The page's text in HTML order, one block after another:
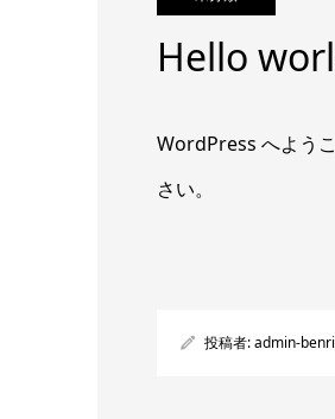
Hello
WordPress へよう
さい。
投稿者:admin-